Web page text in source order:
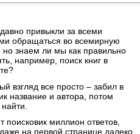
привыкли за всеми
обращаться во всемирную
но знаем ли мы как правильно
например, поиск книг в
взгляд все просто – забил в
название и автора, потом
поисковик миллион ответов,
на первой странице далеко